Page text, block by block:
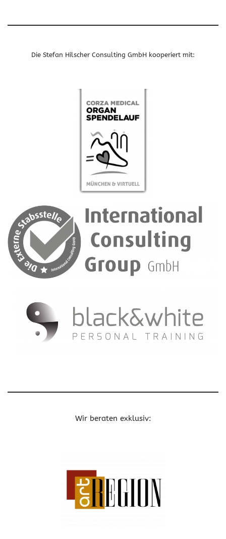
Die Stefan Hilscher Consulting GmbH kooperiert mit:
Wir beraten exklusiv: